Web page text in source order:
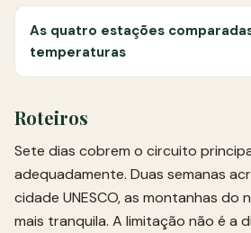
As quatro estações
temperaturas
Roteiros
Sete dias cobrem o circuito
adequadamente. Duas semanas
cidade UNESCO, as montanhas do
mais tranquila. A limitação não é a